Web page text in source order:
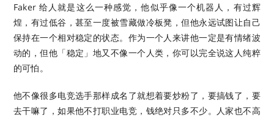
Faker 给人就是这么一种感觉，他似乎像一个机器人，有过辉
煌，有过低谷，甚至一度被雪藏做冷板凳，但他永远试图让自己
保持在一个相对稳定的状态。作为一个人来讲他一定是有情绪波
动的，但他「稳定」地又不像一个人类，你可以完全说这人纯粹
的可怕。
他不像很多电竞选手那样成名了就想着要炒粉了，要搞钱了，要
去干嘛了，如果他不打职业电竞，钱绝对只多不少。人家也不高